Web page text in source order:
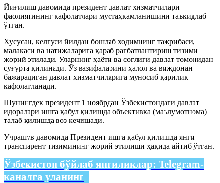
Йиғилиш давомида президент давлат хизматчилари
фаолиятининг кафолатлари мустаҳкамланишини таъкидлаб
ўтган.
Хусусан, келгуси йилдан бошлаб ходимнинг тажрибаси,
малакаси ва натижаларига қараб рағбатлантириш тизими
жорий этилади. Уларнинг ҳаёти ва соғлиғи давлат томонидан
суғурта қилинади. Ўз вазифаларини ҳалол ва виждонан
бажарадиган давлат хизматчиларига муносиб қарилик
кафолатланади.
Шунингдек президент 1 ноябрдан Ўзбекистондаги давлат
идоралари ишга қабул қилишда объективка (маълумотнома)
талаб қилишда воз кечишади.
Учрашув давомида Президент ишга қабул қилишда янги
транспарент тизимининг жорий этилиши ҳақида айтиб ўтган.
Ўзбекистон бўйлаб янгиликлар: Telegram-
каналга уланинг